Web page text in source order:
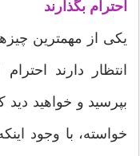
احترام بگذارند
یکی از مهمترین
انتظار دارند
بپرسید و خواهید
خواسته، با وجود